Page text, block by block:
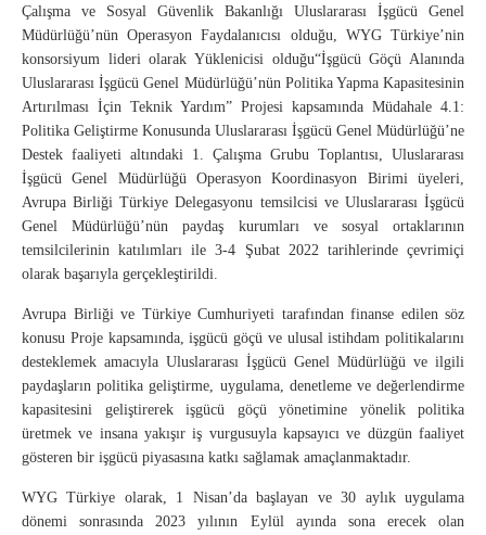
Çalışma ve Sosyal Güvenlik Bakanlığı Uluslararası İşgücü Genel
Müdürlüğü’nün Operasyon Faydalanıcısı olduğu, WYG Türkiye’nin
konsorsiyum lideri olarak Yüklenicisi olduğu“İşgücü Göçü Alanında
Uluslararası İşgücü Genel Müdürlüğü’nün Politika Yapma Kapasitesinin
Artırılması İçin Teknik Yardım” Projesi kapsamında Müdahale 4.1:
Politika Geliştirme Konusunda Uluslararası İşgücü Genel Müdürlüğü’ne
Destek faaliyeti altındaki 1. Çalışma Grubu Toplantısı, Uluslararası
İşgücü Genel Müdürlüğü Operasyon Koordinasyon Birimi üyeleri,
Avrupa Birliği Türkiye Delegasyonu temsilcisi ve Uluslararası İşgücü
Genel Müdürlüğü’nün paydaş kurumları ve sosyal ortaklarının
temsilcilerinin katılımları ile 3-4 Şubat 2022 tarihlerinde çevrimiçi
olarak başarıyla gerçekleştirildi.
Avrupa Birliği ve Türkiye Cumhuriyeti tarafından finanse edilen söz
konusu Proje kapsamında, işgücü göçü ve ulusal istihdam politikalarını
desteklemek amacıyla Uluslararası İşgücü Genel Müdürlüğü ve ilgili
paydaşların politika geliştirme, uygulama, denetleme ve değerlendirme
kapasitesini geliştirerek işgücü göçü yönetimine yönelik politika
üretmek ve insana yakışır iş vurgusuyla kapsayıcı ve düzgün faaliyet
gösteren bir işgücü piyasasına katkı sağlamak amaçlanmaktadır.
WYG Türkiye olarak, 1 Nisan’da başlayan ve 30 aylık uygulama
dönemi sonrasında 2023 yılının Eylül ayında sona erecek olan